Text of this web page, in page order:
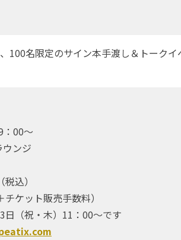
100名限定のサイン本手渡し＆トークイ
00～
ンジ
込）
ット販売手数料）
祝・木）11：00～です